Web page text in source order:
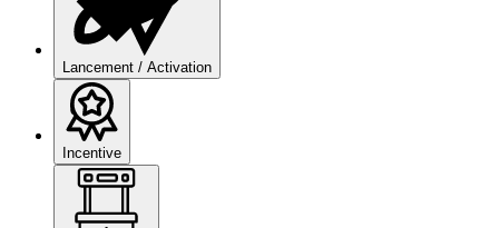
Lancement / Activation
Incentive